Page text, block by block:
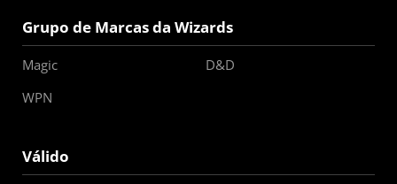
Grupo de Marcas da Wizards
Magic
D&D
WPN
Válido